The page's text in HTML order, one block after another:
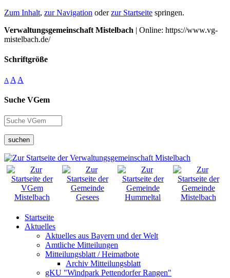
Zum Inhalt, zur Navigation oderzur Startseite springen.
Verwaltungsgemeinschaft Mistelbach | Online: https://www.vg-
mistelbach.de/
Schriftgröße
A A A
Suche VGem
suchen
Startseite
Aktuelles
Aktuelles aus Bayern und der Welt
Amtliche Mitteilungen
Mitteilungsblatt / Heimatbote
Archiv Mitteilungsblatt
gKU "Windpark Pettendorfer Rangen"